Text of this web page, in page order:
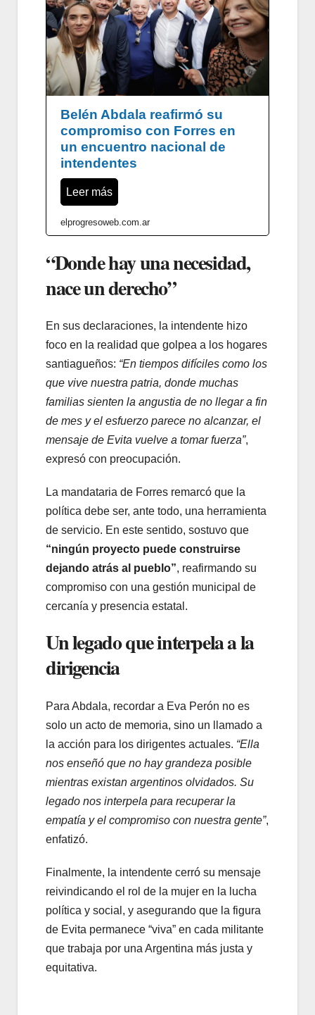
Belén Abdala reafirmó su
compromiso con Forres en
un encuentro nacional de
intendentes
Leer más
elprogresoweb.com.ar
“Donde hay una necesidad,
nace un derecho”
En sus declaraciones, la intendente hizo
foco en la realidad que golpea a los hogares
santiagueños: “En tiempos difíciles como los
que vive nuestra patria, donde muchas
familias sienten la angustia de no llegar a fin
de mes y el esfuerzo parece no alcanzar, el
mensaje de Evita vuelve a tomar fuerza”,
expresó con preocupación.
La mandataria de Forres remarcó que la
política debe ser, ante todo, una herramienta
de servicio. En este sentido, sostuvo que
“ningún proyecto puede construirse
dejando atrás al pueblo”, reafirmando su
compromiso con una gestión municipal de
cercanía y presencia estatal.
Un legado que interpela a la
dirigencia
Para Abdala, recordar a Eva Perón no es
solo un acto de memoria, sino un llamado a
la acción para los dirigentes actuales. “Ella
nos enseñó que no hay grandeza posible
mientras existan argentinos olvidados. Su
legado nos interpela para recuperar la
empatía y el compromiso con nuestra gente”,
enfatizó.
Finalmente, la intendente cerró su mensaje
reivindicando el rol de la mujer en la lucha
política y social, y asegurando que la figura
de Evita permanece “viva” en cada militante
que trabaja por una Argentina más justa y
equitativa.